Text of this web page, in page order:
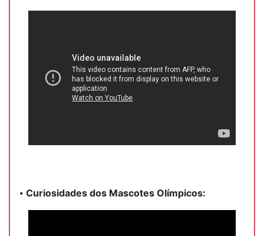
⦁ Curiosidades dos Mascotes Olímpicos: